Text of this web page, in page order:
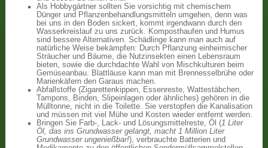
Als Hobbygärtner sollten Sie vorsichtig mit chemischem
Dünger und Pflanzenbehandlungsmitteln umgehen, denn was
bei uns in den Boden sickert, kommt irgendwann durch den
Wasserkreislauf zu uns zurück. Komposthaufen und Humus
sind bessere Alternativen. Schädlinge kann man auch auf
natürliche Weise bekämpfen: Durch Pflanzung einheimischer
Sträucher und Bäume, die Nutzinsekten einen Lebensraum
bieten, sowie die durchdachte Wahl von Mischkulturen beim
Gemüseanbau. Blattläuse kann man mit Brennesselbrühe oder
Marienkäfern den Garaus machen.
Abfallstoffe (Zigarettenkippen, Essenreste, Wattestäbchen,
Tampons, Binden, Slipeinlagen oder ähnliches) gehören in die
Mülltonne, nicht in die Toilette. Sie verstopfen die Kanalisation
und müssen mit viel Mühe und Kosten wieder entfernt werden.
Bringen Sie Farb-, Lack- und Lösungsmittelreste, Öl (1 Liter
Öl, das ins Grundwasser gelangt, macht 1 Million Liter
Grundwasser ungenießbar!), verbrauchte Batterien und